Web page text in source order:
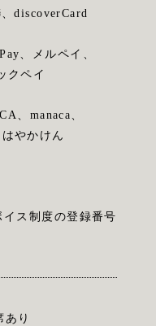
discoverCard
、メルペイ、
クペイ
、manaca、
やかけん
ス制度の登録番号
り